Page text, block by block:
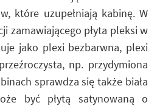
które uzupełniają kabinę. W
zamawiającego płyta pleksi w
jako plexi bezbarwna, plexi
np. przydymiona
sprawdza się także biała
być płytą satynowaną o